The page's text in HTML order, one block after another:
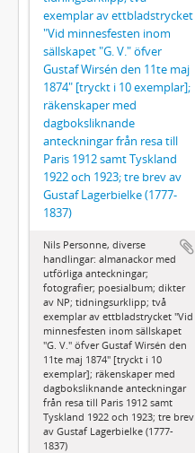
exemplar av ettbladstrycket
"Vid minnesfesten inom
sällskapet "G. V." öfver
Gustaf Wirsén den 11te maj
1874" [tryckt i 10 exemplar];
räkenskaper med
dagboksliknande
anteckningar från resa till
Paris 1912 samt Tyskland
1922 och 1923; tre brev av
Gustaf Lagerbielke (1777-
1837)
Nils Personne, diverse
handlingar: almanackor med
utförliga anteckningar;
fotografier; poesialbum; dikter
av NP; tidningsurklipp; två
exemplar av ettbladstrycket "Vid
minnesfesten inom sällskapet
"G. V." öfver Gustaf Wirsén den
11te maj 1874" [tryckt i 10
exemplar]; räkenskaper med
dagboksliknande anteckningar
från resa till Paris 1912 samt
Tyskland 1922 och 1923; tre brev
av Gustaf Lagerbielke (1777-
1837)